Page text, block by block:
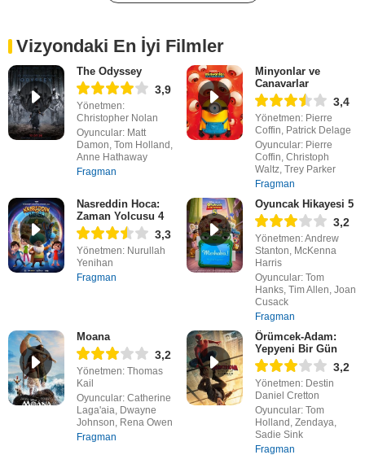
Vizyondaki En İyi Filmler
The Odyssey
3,9
Yönetmen:
Christopher Nolan
Oyuncular: Matt
Damon, Tom Holland,
Anne Hathaway
Fragman
Minyonlar ve
Canavarlar
3,4
Yönetmen: Pierre
Coffin, Patrick Delage
Oyuncular: Pierre
Coffin, Christoph
Waltz, Trey Parker
Fragman
Nasreddin Hoca:
Zaman Yolcusu 4
3,3
Yönetmen: Nurullah
Yenihan
Fragman
Oyuncak Hikayesi 5
3,2
Yönetmen: Andrew
Stanton, McKenna
Harris
Oyuncular: Tom
Hanks, Tim Allen, Joan
Cusack
Fragman
Moana
3,2
Yönetmen: Thomas
Kail
Oyuncular: Catherine
Laga'aia, Dwayne
Johnson, Rena Owen
Fragman
Örümcek-Adam:
Yepyeni Bir Gün
3,2
Yönetmen: Destin
Daniel Cretton
Oyuncular: Tom
Holland, Zendaya,
Sadie Sink
Fragman